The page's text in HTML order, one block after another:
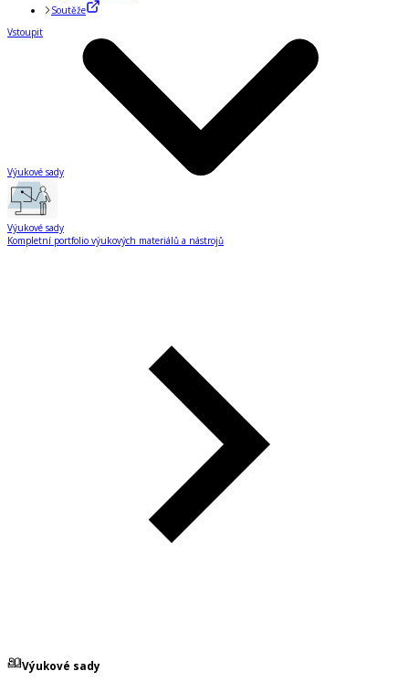
Soutěže
Vstoupit
Výukové sady
Výukové sady
Kompletní portfolio výukových materiálů a nástrojů
Výukové sady